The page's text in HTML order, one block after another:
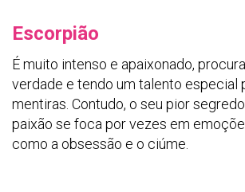
Escorpião
É muito intenso e apaixonado,
verdade e tendo um talento especial
mentiras. Contudo, o seu pior
paixão se foca por vezes em
como a obsessão e o ciúme.